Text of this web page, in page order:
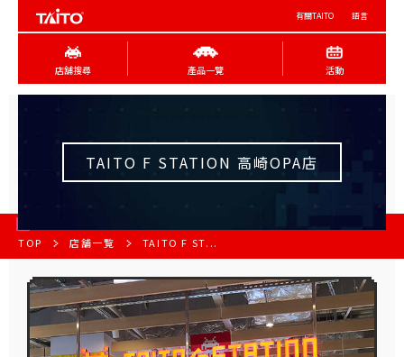
有關TAITO 語言
店舖搜尋 產品一覽 活動
TAITO F STATION 高崎OPA店
TOP 店舗一覧 TAITO F ST...